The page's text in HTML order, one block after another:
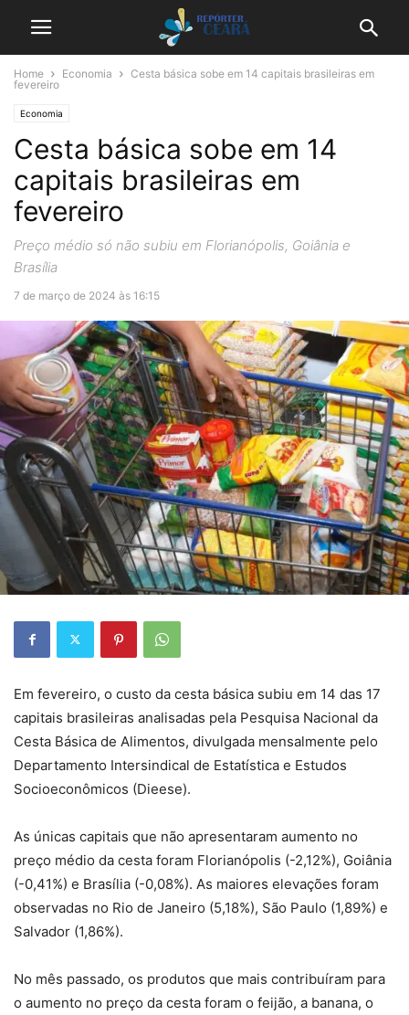
Home Economia
Cesta básica sobe em 14 capitais brasileiras em
fevereiro
Economia
Cesta básica sobe em 14
capitais brasileiras em
fevereiro
Preço médio só não subiu em Florianópolis, Goiânia e
Brasília
7 de março de 2024 às 16:15
Em fevereiro, o custo da cesta básica subiu em 14 das 17
capitais brasileiras analisadas pela Pesquisa Nacional da
Cesta Básica de Alimentos, divulgada mensalmente pelo
Departamento Intersindical de Estatística e Estudos
Socioeconômicos (Dieese).
As únicas capitais que não apresentaram aumento no
preço médio da cesta foram Florianópolis (-2,12%), Goiânia
(-0,41%) e Brasília (-0,08%). As maiores elevações foram
observadas no Rio de Janeiro (5,18%), São Paulo (1,89%) e
Salvador (1,86%).
No mês passado, os produtos que mais contribuíram para
o aumento no preço da cesta foram o feijão, a banana, o